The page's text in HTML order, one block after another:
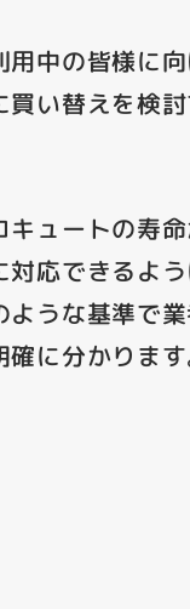
中の皆様に
い替えを検
ュートの寿
応できるよう
うな基準で
に分かります